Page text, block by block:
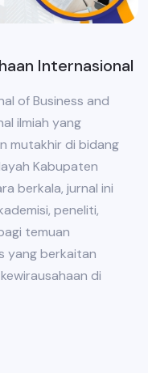
Internasional
of Business and
ilmiah yang
mutakhir di bidang
Kabupaten
berkala, jurnal ini
peneliti,
temuan
yang berkaitan
di